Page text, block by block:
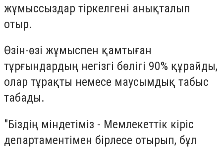
жұмыссыздар тіркелгені анықталып
отыр.
Өзін-өзі жұмыспен қамтыған
тұрғындардың негізгі бөлігі 90% құрайды,
олар тұрақты немесе маусымдық табыс
табады.
"Біздің міндетіміз - Мемлекеттік кіріс
департаментімен бірлесе отырып, бұл